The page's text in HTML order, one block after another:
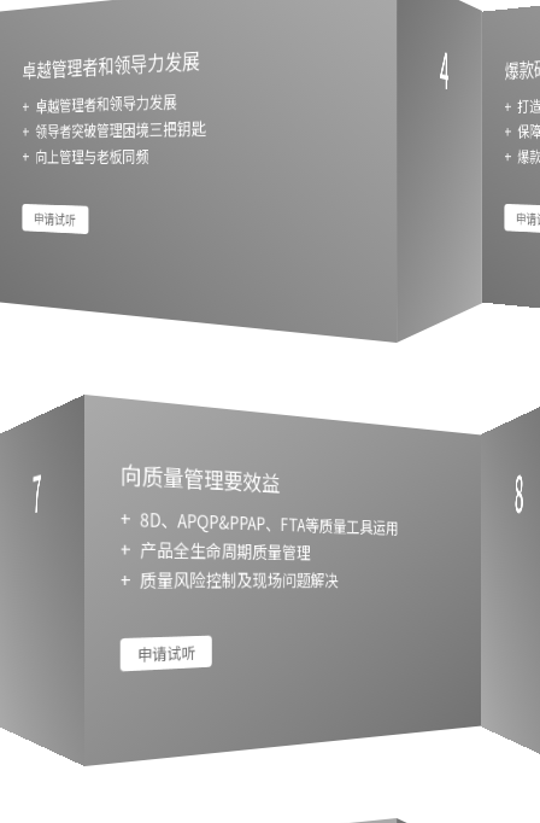
卓越管理者和领导力发展
+ 卓越管理者和领导力发展
+ 领导者突破管理困境三把钥匙
+ 向上管理与老板同频
申请试听
4 爆
+ 打
+ 保
+ 爆
申
向质量管理要效益
+ 8D、APQP&PPAP、FTA等质量工具运用
+ 产品全生命周期质量管理
+ 质量风险控制及现场问题解决
申请试听
7 8